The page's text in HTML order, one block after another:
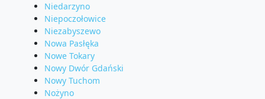
Niedarzyno
Niepoczołowice
Niezabyszewo
Nowa Pasłęka
Nowe Tokary
Nowy Dwór Gdański
Nowy Tuchom
Nożyno